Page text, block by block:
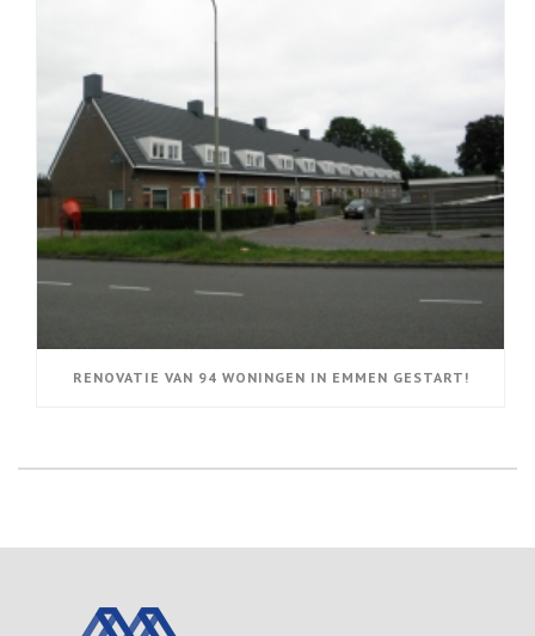
RENOVATIE VAN 94 WONINGEN IN EMMEN GESTART!